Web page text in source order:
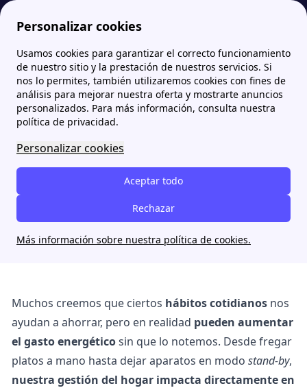
Personalizar cookies
Usamos cookies para garantizar el correcto funcionamiento
de nuestro sitio y la prestación de nuestros servicios. Si
nos lo permites, también utilizaremos cookies con fines de
análisis para mejorar nuestra oferta y mostrarte anuncios
personalizados. Para más información, consulta nuestra
política de privacidad.
Personalizar cookies
Aceptar todo
Rechazar
Más información sobre nuestra política de cookies.
Papernest.es blog Derriba creencias domésticas que elevan tu factura de luz hasta 55 €
Derriba creencias
domésticas que elevan tu
factura de luz hasta 55 €
Muchos creemos que ciertos hábitos cotidianos nos
ayudan a ahorrar, pero en realidad pueden aumentar
el gasto energéticosin que lo notemos. Desde fregar
platos a mano hasta dejar aparatos en modo stand-by,
nuestra gestión del hogar impacta directamente en